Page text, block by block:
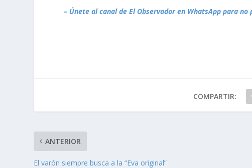
– Únete al canal de El Observador en WhatsApp para
COMPARTIR:
ANTERIOR
El varón siempre busca a la “Eva original”